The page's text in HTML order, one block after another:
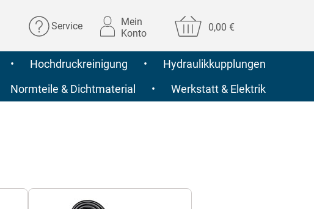
Service
Mein
Konto
0,00 €
• Hochdruckreinigung •
Hydraulikkupplungen
Normteile & Dichtmaterial • Werkstatt & Elektrik